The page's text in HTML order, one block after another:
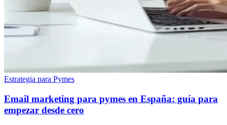
Estrategia para Pymes
Email marketing para pymes en España: guía para
empezar desde cero